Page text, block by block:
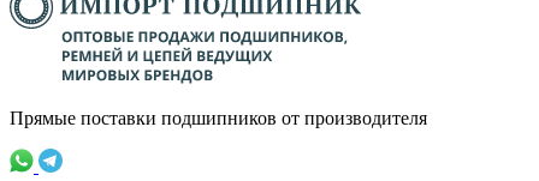
Прямые поставки подшипников от производителя